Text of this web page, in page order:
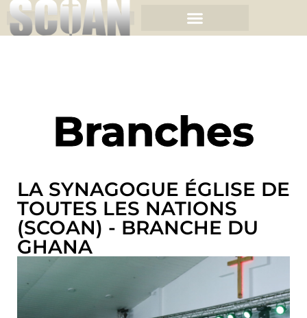
Branches
LA SYNAGOGUE ÉGLISE DE
TOUTES LES NATIONS
(SCOAN) - BRANCHE DU
GHANA